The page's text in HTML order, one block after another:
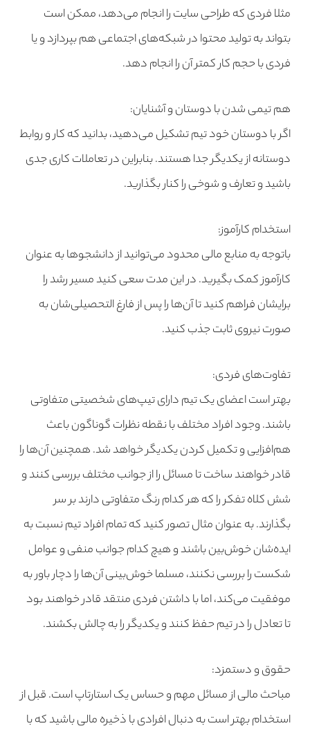
مثلا فردی که طراحی سایت را انجام می‌دهد، ممکن است
بتواند به تولید محتوا در شبکه‌های اجتماعی هم بپردازد و یا
فردی با حجم کار کمتر آن را انجام دهد.
هم­ تیمی شدن با دوستان و آشنایان:
اگر با دوستان خود تیم تشکیل می‌دهید، بدانید که کار و روابط
دوستانه از یکدیگر جدا هستند. بنابراین در تعاملات کاری جدی
باشید و تعارف و شوخی را کنار بگذارید.
استخدام کارآموز:
باتوجه به منابع مالی محدود می‌توانید از دانشجوها به عنوان
کارآموز کمک بگیرید. در این مدت سعی کنید مسیر رشد را
برایشان فراهم کنید تا آن‌ها را پس از فارغ التحصیلی‌شان به
صورت نیروی ثابت جذب کنید.
تفاوت‌های فردی:
بهتر است اعضای یک تیم دارای تیپ‌های شخصیتی متفاوتی
باشند. وجود افراد مختلف با نقطه نظرات گوناگون باعث
هم‌افزایی و تکمیل کردن یکدیگر خواهد شد. همچنین آن‌ها را
قادر خواهند ساخت تا مسائل را از جوانب مختلف بررسی کنند و
شش کلاه تفکر را که هر کدام رنگ متفاوتی دارند بر سر
بگذارند. به عنوان مثال تصور کنید که تمام افراد تیم نسبت به
ایده‌شان خوش‌بین باشند و هیچ کدام جوانب منفی و عوامل
شکست را بررسی نکنند، مسلما خوش‌بینی آن‌ها را دچار باور به
موفقیت می‌کند، اما با داشتن فردی منتقد قادر خواهند بود
تا تعادل را در تیم حفظ کنند و یکدیگر را به چالش بکشند.
حقوق و دستمزد:
مباحث مالی از مسائل مهم و حساس یک استارتاپ است. قبل از
استخدام بهتر است به دنبال افرادی با ذخیره مالی باشید که با